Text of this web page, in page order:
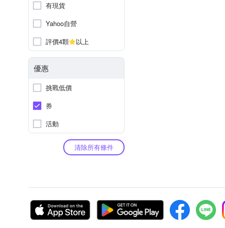
有現貨
Yahoo自營
評價4顆
以上
優惠
挑戰低價
券
活動
清除所有條件